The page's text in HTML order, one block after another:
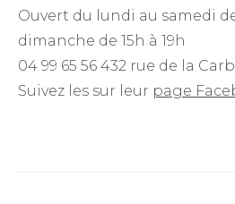
Ouvert du lundi au samedi
dimanche de 15h à 19h
04 99 65 56 432 rue de la
Suivez les sur leur page